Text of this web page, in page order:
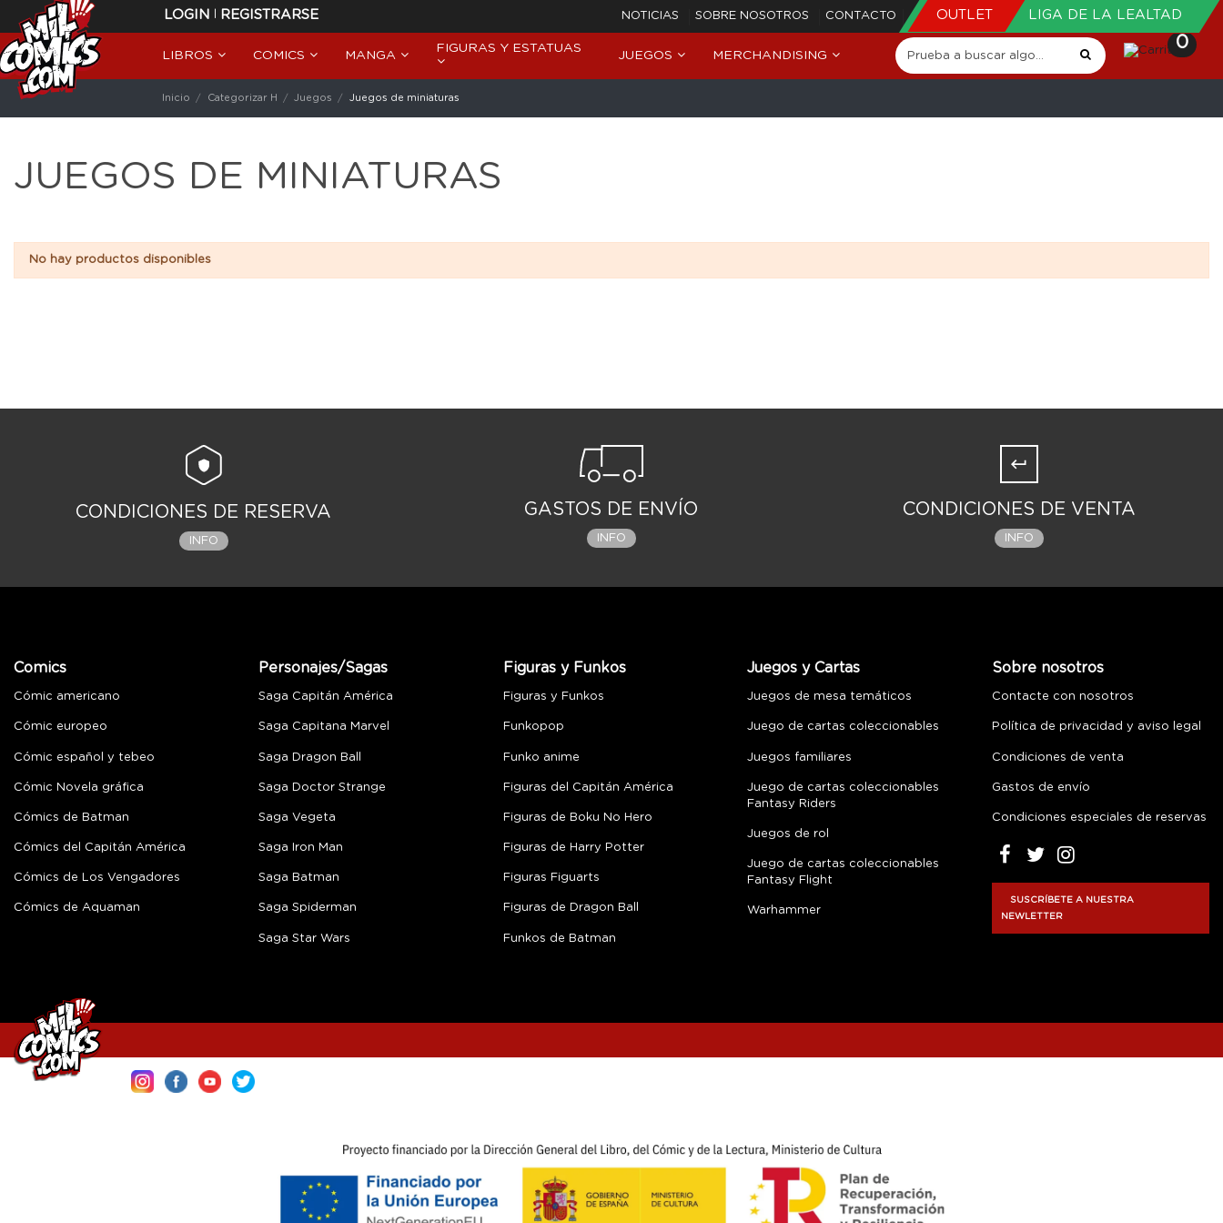
LOGIN | REGISTRARSE NOTICIAS SOBRE NOSOTROS CONTACTO OUTLET LIGA DE LA LEALTAD
LIBROS COMICS MANGA
FIGURAS Y ESTATUAS
JUEGOS MERCHANDISING
0
Inicio Categorizar H Juegos Juegos de miniaturas
JUEGOS DE MINIATURAS
No hay productos disponibles
CONDICIONES DE RESERVA
INFO
GASTOS DE ENVÍO
INFO
CONDICIONES DE VENTA
INFO
Comics
Cómic americano
Cómic europeo
Cómic español y tebeo
Cómic Novela gráfica
Cómics de Batman
Cómics del Capitán América
Cómics de Los Vengadores
Cómics de Aquaman
Personajes/Sagas
Saga Capitán América
Saga Capitana Marvel
Saga Dragon Ball
Saga Doctor Strange
Saga Vegeta
Saga Iron Man
Saga Batman
Saga Spiderman
Saga Star Wars
Figuras y Funkos
Figuras y Funkos
Funkopop
Funko anime
Figuras del Capitán América
Figuras de Boku No Hero
Figuras de Harry Potter
Figuras Figuarts
Figuras de Dragon Ball
Funkos de Batman
Juegos y Cartas
Juegos de mesa temáticos
Juego de cartas coleccionables
Juegos familiares
Juego de cartas coleccionables
Fantasy Riders
Juegos de rol
Juego de cartas coleccionables
Fantasy Flight
Warhammer
Sobre nosotros
Contacte con nosotros
Política de privacidad y aviso legal
Condiciones de venta
Gastos de envío
Condiciones especiales de reservas
SUSCRÍBETE A NUESTRA
NEWLETTER